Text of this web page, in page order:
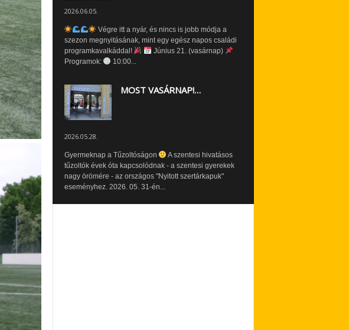
2026.06.05.
Végre itt a nyár, és nincs is jobb módja a
szezon megnyitásának, mint egy egész napos családi
programkavalkáddal!
Június 21. (vasárnap)
Programok:
10:00...
MOST VASÁRNAP!…
2026.05.28.
Gyermeknap a Tűzoltóságon
A szentesi hivatásos
tűzoltók évek óta kapcsolódnak - a szentesi gyerekek
nagy örömére - az országos "Nyitott szertárkapuk"
eseményhez. 2026. 05. 31-én...